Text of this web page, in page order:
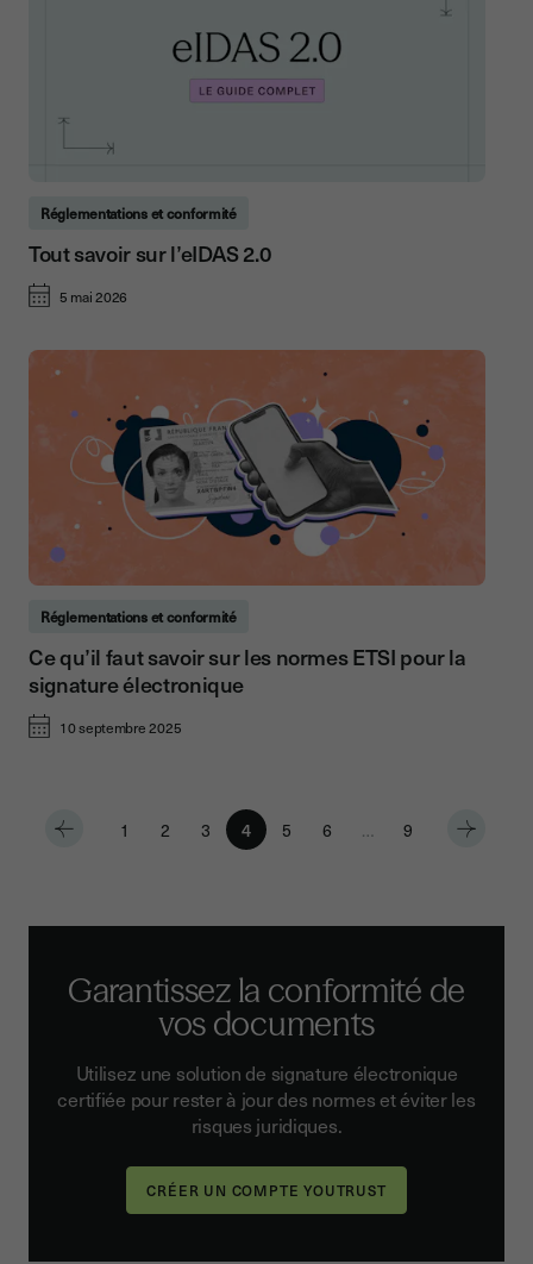
Réglementations et conformité
Tout savoir sur l’eIDAS 2.0
5 mai 2026
Réglementations et conformité
Ce qu’il faut savoir sur les normes ETSI pour la
signature électronique
10 septembre 2025
1 2 3 4 5 6 … 9
Garantissez la conformité de
vos documents
Utilisez une solution de signature électronique
certifiée pour rester à jour des normes et éviter les
risques juridiques.